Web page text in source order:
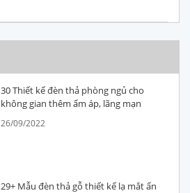
30 Thiết kế đèn thả phòng ngủ cho
không gian thêm ấm áp, lãng mạn
26/09/2022
29+ Mẫu đèn thả gỗ thiết kế lạ mắt ấn